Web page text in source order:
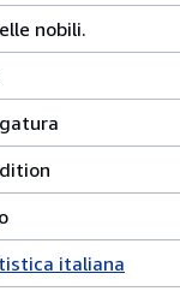
nobili.
italiana